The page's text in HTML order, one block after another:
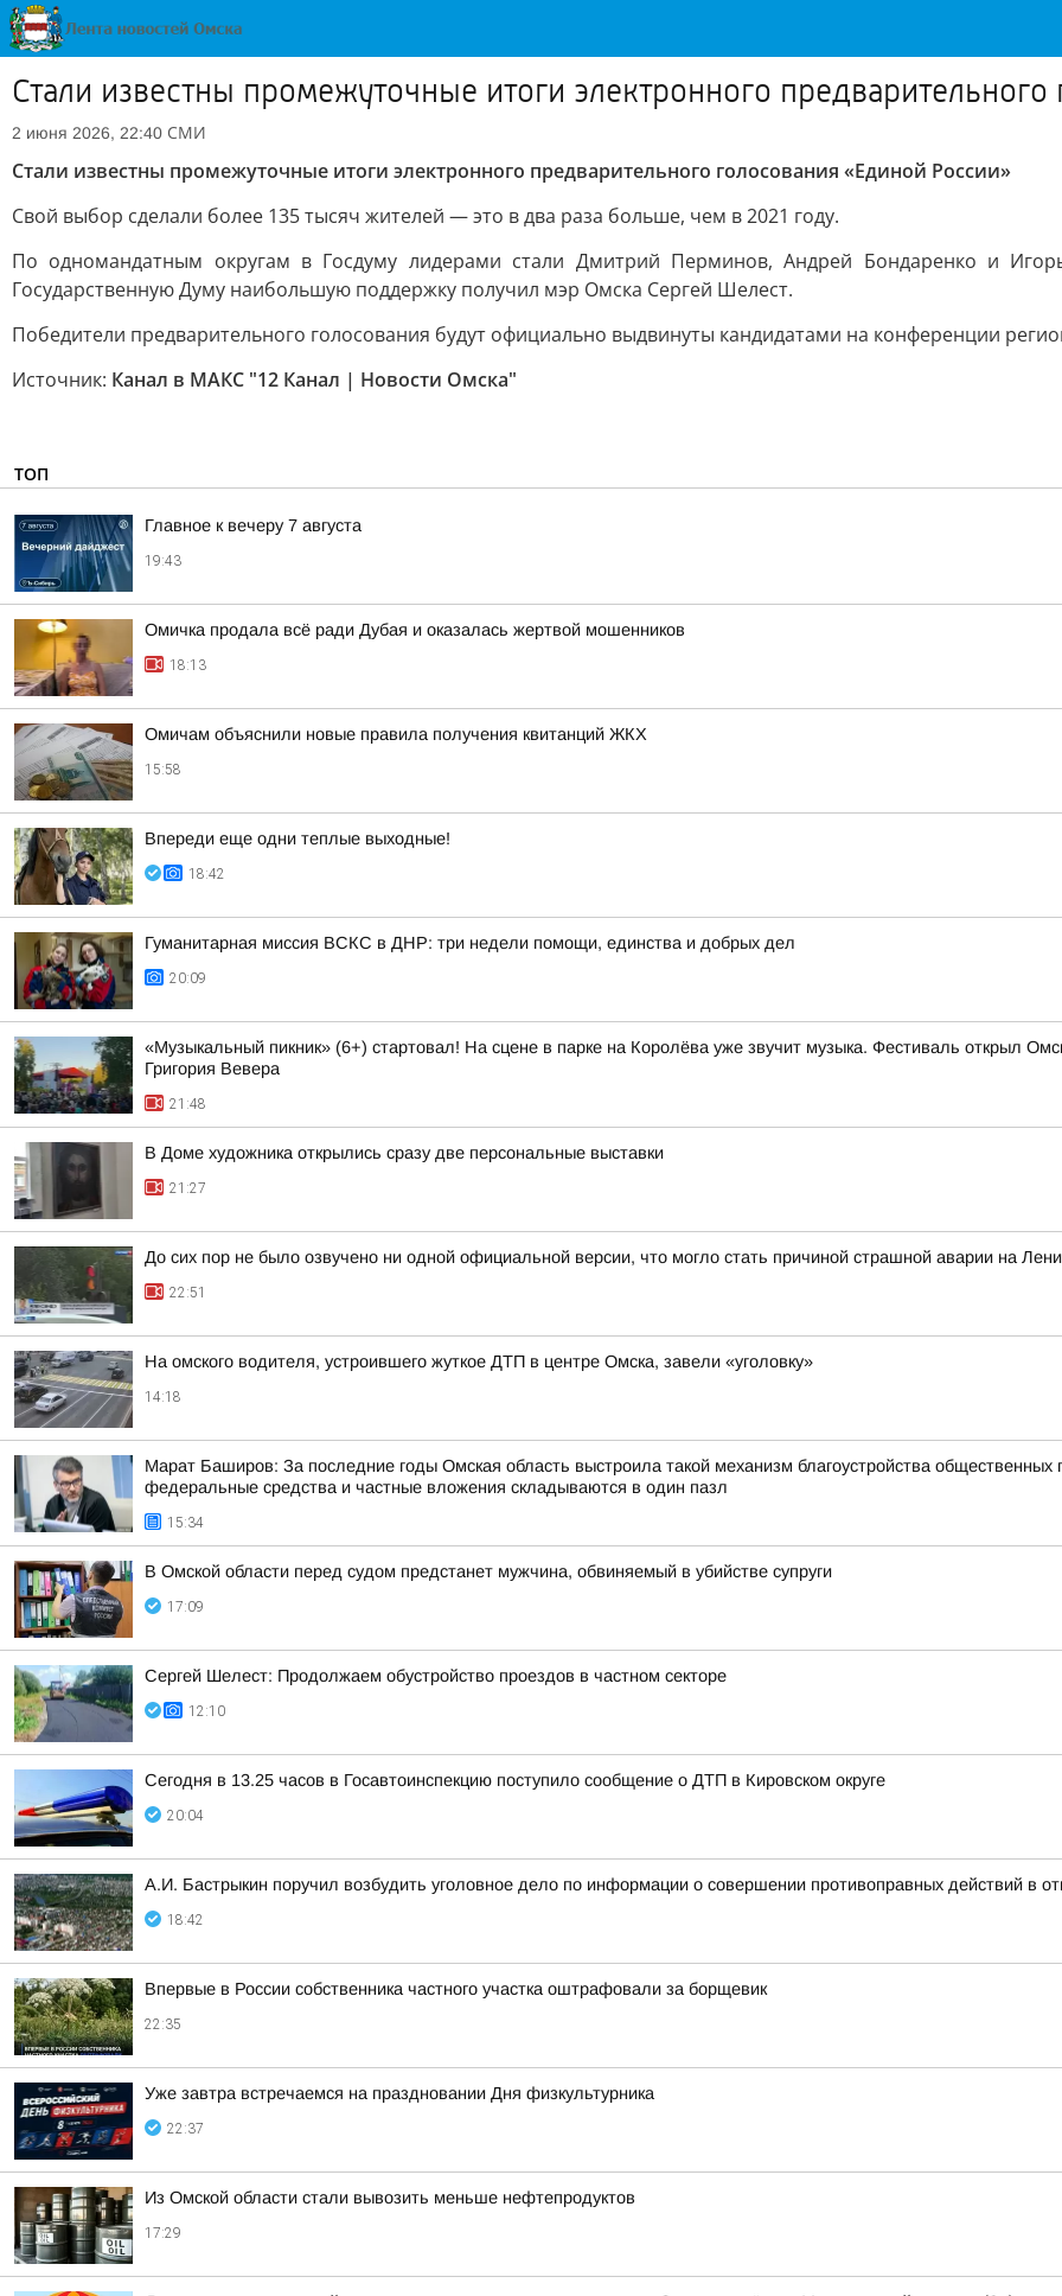
Стали известны промежуточные итоги электронного
2 июня 2026, 22:40 СМИ
Стали известны промежуточные итоги электронного предварительного голосования «Единой России»
Свой выбор сделали более 135 тысяч жителей — это в два раза больше, чем в 2021 году.
По одномандатным округам в Госдуму лидерами стали Дмитрий Перминов, Андрей Бондаренко и
Государственную Думу наибольшую поддержку получил мэр Омска Сергей Шелест.
Победители предварительного голосования будут официально выдвинуты кандидатами на конференции
Источник: Канал в МАКС "12 Канал | Новости Омска"
ТОП
Главное к вечеру 7 августа
19:43
Омичка продала всё ради Дубая и оказалась жертвой мошенников
18:13
Омичам объяснили новые правила получения квитанций ЖКХ
15:58
Впереди еще одни теплые выходные!
18:42
Гуманитарная миссия ВСКС в ДНР: три недели помощи, единства и добрых дел
20:09
«Музыкальный пикник» (6+) стартовал! На сцене в парке на Королёва уже звучит музыка. Фестиваль открыл
Григория Вевера
21:48
В Доме художника открылись сразу две персональные выставки
21:27
До сих пор не было озвучено ни одной официальной версии, что могло стать причиной страшной аварии на
22:51
На омского водителя, устроившего жуткое ДТП в центре Омска, завели «уголовку»
14:18
Марат Баширов: За последние годы Омская область выстроила такой механизм благоустройства
федеральные средства и частные вложения складываются в один пазл
15:34
В Омской области перед судом предстанет мужчина, обвиняемый в убийстве супруги
17:09
Сергей Шелест: Продолжаем обустройство проездов в частном секторе
12:10
Сегодня в 13.25 часов в Госавтоинспекцию поступило сообщение о ДТП в Кировском округе
20:04
А.И. Бастрыкин поручил возбудить уголовное дело по информации о совершении противоправных действий в
18:42
Впервые в России собственника частного участка оштрафовали за борщевик
22:35
Уже завтра встречаемся на праздновании Дня физкультурника
22:37
Из Омской области стали вывозить меньше нефтепродуктов
17:29